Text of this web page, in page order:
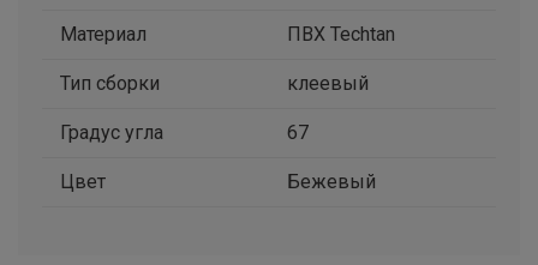
Материал ПВХ Techtan
Тип сборки клеевый
Градус угла 67
Цвет Бежевый